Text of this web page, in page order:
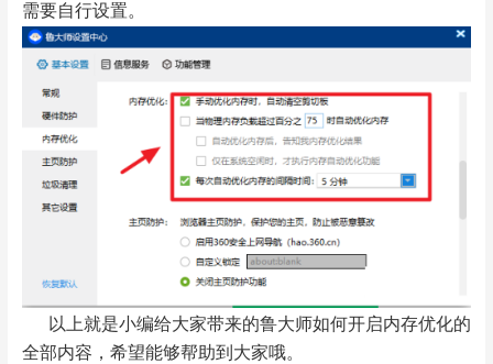
需要自行设置。
以上就是小编给大家带来的鲁大师如何开启内存优化的
全部内容，希望能够帮助到大家哦。